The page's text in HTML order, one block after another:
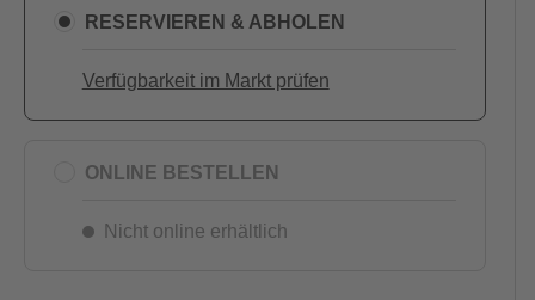
RESERVIEREN & ABHOLEN
Verfügbarkeit im Markt prüfen
ONLINE BESTELLEN
Nicht online erhältlich